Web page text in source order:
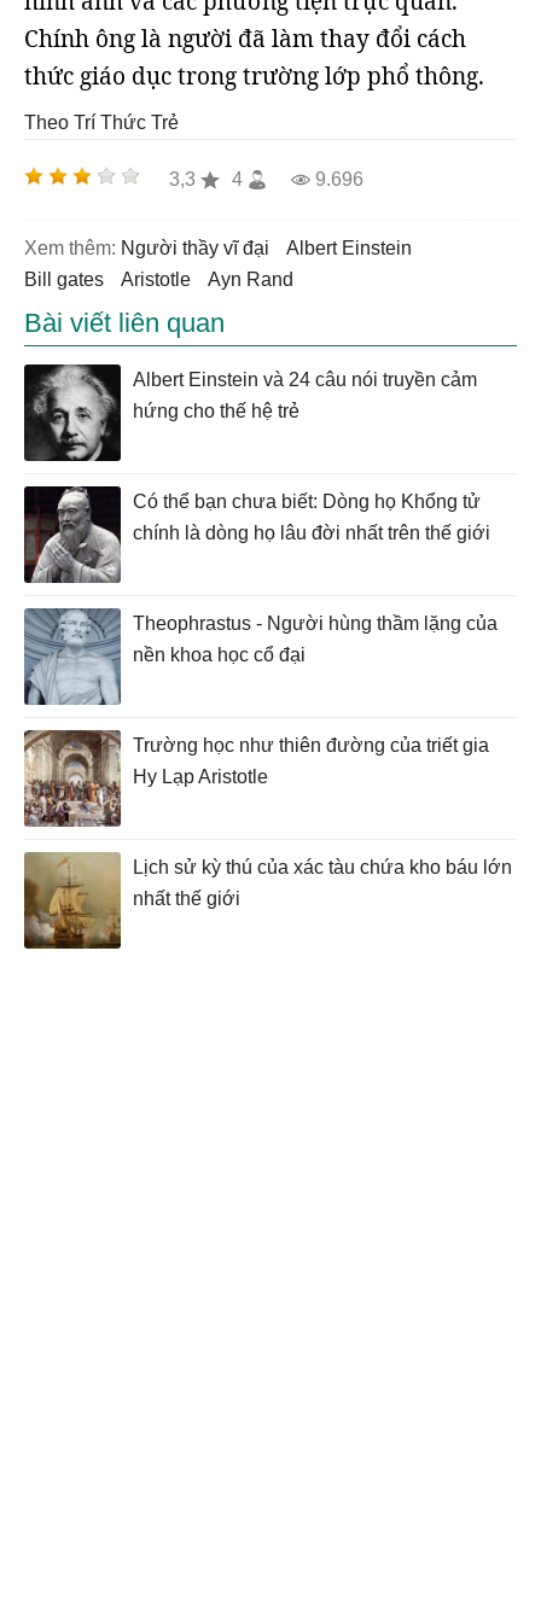
Chính ông là người đã làm thay đổi cách
thức giáo dục trong trường lớp phổ thông.
Theo Trí Thức Trẻ
3,3 4 9.696
Xem thêm: người thầy vĩ đại
Albert Einstein
bill gates
Aristotle Ayn Rand
Bài viết liên quan
Albert Einstein và 24 câu nói truyền cảm
hứng cho thế hệ trẻ
Có thể bạn chưa biết: Dòng họ Khổng tử
chính là dòng họ lâu đời nhất trên thế giới
Theophrastus - Người hùng thầm lặng của
nền khoa học cổ đại
Trường học như thiên đường của triết gia
Hy Lạp Aristotle
Lịch sử kỳ thú của xác tàu chứa kho báu lớn
nhất thế giới